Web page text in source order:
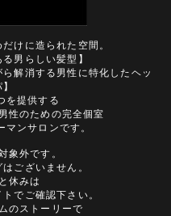
けに造られた空間。
男らしい髪型】
解消する男性に特化したヘッ
を提供する
性のための完全個室
マンサロンです。
象外です。
ございません。
休みは
でご確認下さい。
のストーリーで